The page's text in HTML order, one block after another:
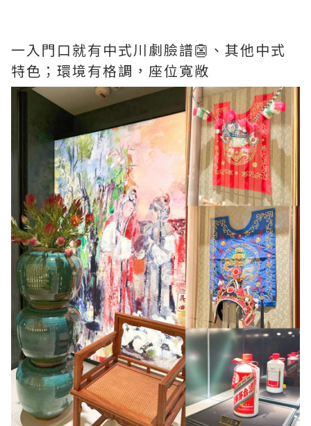
一入門口就有中式川劇臉譜👺、其他中式
特色；環境有格調，座位寬敞